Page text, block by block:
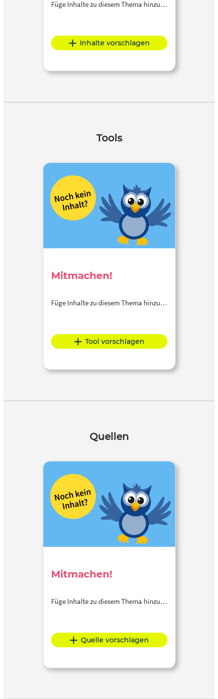
Füge Inhalte zu diesem Thema hinzu…
Inhalte vorschlagen
Tools
Mitmachen!
Füge Inhalte zu diesem Thema hinzu…
Tool vorschlagen
Quellen
Mitmachen!
Füge Inhalte zu diesem Thema hinzu…
Quelle vorschlagen